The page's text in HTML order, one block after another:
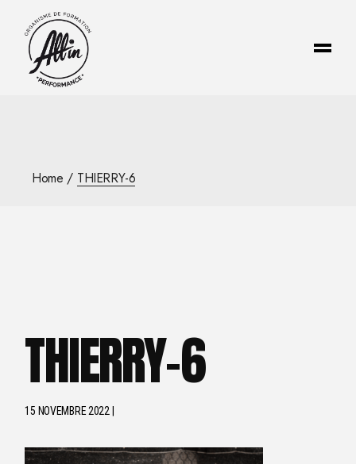
content
Home THIERRY-6
THIERRY-6
15 NOVEMBRE 2022